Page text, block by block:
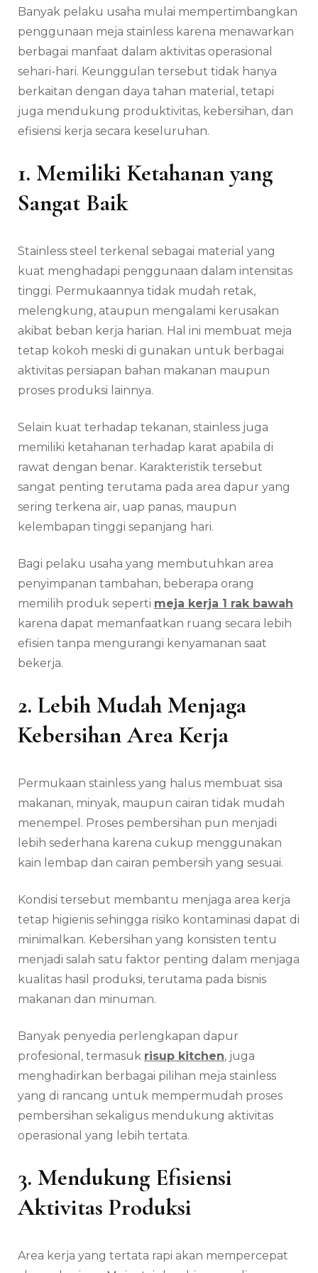
Banyak pelaku usaha mulai mempertimbangkan
penggunaan meja stainless karena menawarkan
berbagai manfaat dalam aktivitas operasional
sehari-hari. Keunggulan tersebut tidak hanya
berkaitan dengan daya tahan material, tetapi
juga mendukung produktivitas, kebersihan, dan
efisiensi kerja secara keseluruhan.
1. Memiliki Ketahanan yang
Sangat Baik
Stainless steel terkenal sebagai material yang
kuat menghadapi penggunaan dalam intensitas
tinggi. Permukaannya tidak mudah retak,
melengkung, ataupun mengalami kerusakan
akibat beban kerja harian. Hal ini membuat meja
tetap kokoh meski di gunakan untuk berbagai
aktivitas persiapan bahan makanan maupun
proses produksi lainnya.
Selain kuat terhadap tekanan, stainless juga
memiliki ketahanan terhadap karat apabila di
rawat dengan benar. Karakteristik tersebut
sangat penting terutama pada area dapur yang
sering terkena air, uap panas, maupun
kelembapan tinggi sepanjang hari.
Bagi pelaku usaha yang membutuhkan area
penyimpanan tambahan, beberapa orang
memilih produk seperti meja kerja 1 rak bawah
karena dapat memanfaatkan ruang secara lebih
efisien tanpa mengurangi kenyamanan saat
bekerja.
2. Lebih Mudah Menjaga
Kebersihan Area Kerja
Permukaan stainless yang halus membuat sisa
makanan, minyak, maupun cairan tidak mudah
menempel. Proses pembersihan pun menjadi
lebih sederhana karena cukup menggunakan
kain lembap dan cairan pembersih yang sesuai.
Kondisi tersebut membantu menjaga area kerja
tetap higienis sehingga risiko kontaminasi dapat di
minimalkan. Kebersihan yang konsisten tentu
menjadi salah satu faktor penting dalam menjaga
kualitas hasil produksi, terutama pada bisnis
makanan dan minuman.
Banyak penyedia perlengkapan dapur
profesional, termasuk risup kitchen, juga
menghadirkan berbagai pilihan meja stainless
yang di rancang untuk mempermudah proses
pembersihan sekaligus mendukung aktivitas
operasional yang lebih tertata.
3. Mendukung Efisiensi
Aktivitas Produksi
Area kerja yang tertata rapi akan mempercepat